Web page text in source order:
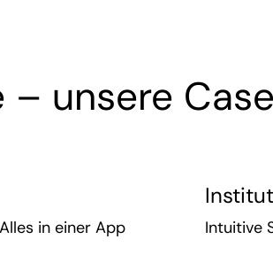
– unsere
in einer App Intuitive